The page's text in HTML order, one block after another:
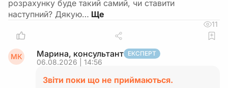
розрахунку буде такий самий, чи ставити
наступний? Дякую…
11
МК Марина, консультант ЕКСПЕРТ
06.08.2026 | 14:56
Звіти поки що не приймаються.